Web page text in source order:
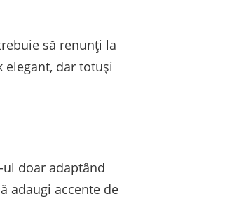
să renunți la
dar totuși
doar adaptând
adaugi accente de